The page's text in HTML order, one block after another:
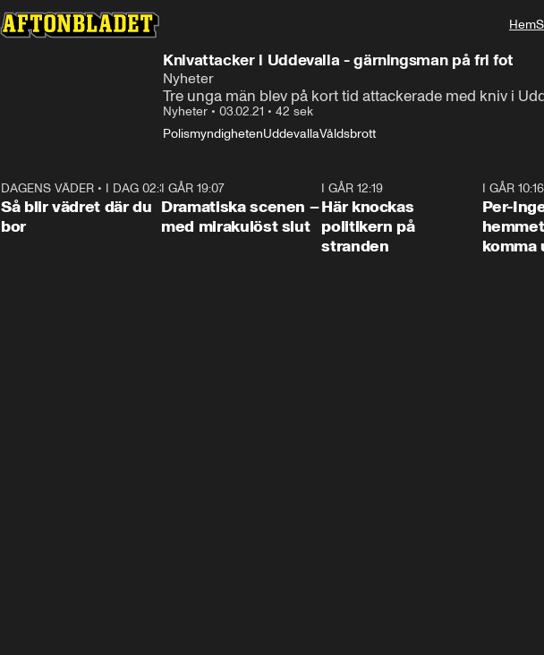
Hem
Knivattacker i Uddevalla - gärningsman på fri fot
Nyheter
Tre unga män blev på kort tid attackerade med kniv i
Nyheter • 03.02.21 • 42 sek
PolismyndighetenUddevallaVåldsbrott
1:06
DAGENS VÄDER • I DAG 02:30
Så blir vädret där du
bor
I GÅR 19:07
Dramatiska scenen –
med mirakulöst slut
I GÅR 12:19
Här knockas
politikern på
stranden
I GÅR 10:16
Per-
komma